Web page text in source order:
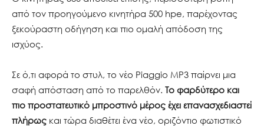
από τον προηγούμενο κινητήρα 500 hpe, παρέχοντας
ξεκούραστη οδήγηση και πιο ομαλή απόδοση της
ισχύος.
Σε ό,τι αφορά το στυλ, το νέο Piaggio MP3 παίρνει μια
σαφή απόσταση από το παρελθόν. Το φαρδύτερο και
πιο προστατευτικό μπροστινό μέρος έχει επανασχεδιαστεί
πλήρως και τώρα διαθέτει ένα νέο, οριζόντιο φωτιστικό